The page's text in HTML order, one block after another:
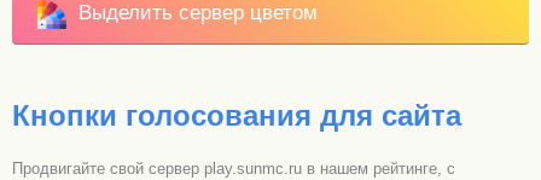
Выделить сервер цветом
Кнопки голосования для сайта
Продвигайте свой сервер play.sunmc.ru в нашем рейтинге, с